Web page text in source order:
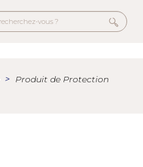
Produit de Protection